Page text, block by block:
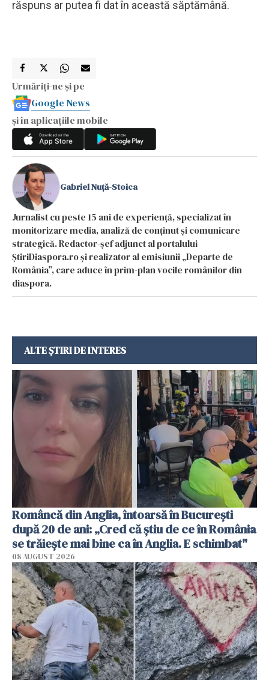
răspuns ar putea fi dat în această săptămână.
Urmăriți-ne și pe
Google News
și în aplicațiile mobile
Gabriel Nuță-Stoica
Jurnalist cu peste 15 ani de experiență, specializat în
monitorizare media, analiză de conținut și comunicare
strategică. Redactor-șef adjunct al portalului
ȘtiriDiaspora.ro și realizator al emisiunii „Departe de
România”, care aduce în prim-plan vocile românilor din
diaspora.
ALTE ȘTIRI DE INTERES
Româncă din Anglia, întoarsă în București
după 20 de ani: „Cred că știu de ce în România
se trăiește mai bine ca în Anglia. E schimbat"
08 AUGUST 2026